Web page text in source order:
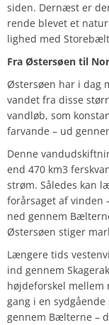
siden. Dernæst er
rende blevet et
lighed med
Fra Østersøen til
Østersøen har i dag
vandet fra disse
vandløb, som
farvande – ud
Denne
end 470 km3
strøm. Således kan
forårsaget af vinden
ned gennem
Østersøen stiger
Længere tids
ind gennem
højdeforskel mellem
gang i en
gennem Bælterne –